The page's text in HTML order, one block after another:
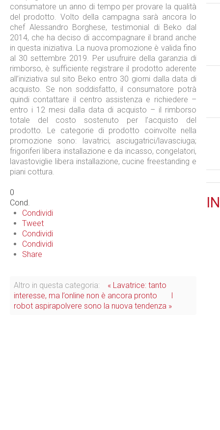
consumatore un anno di tempo per provare la qualità
del prodotto. Volto della campagna sarà ancora lo
chef Alessandro Borghese, testimonial di Beko dal
2014, che ha deciso di accompagnare il brand anche
in questa iniziativa. La nuova promozione è valida fino
al 30 settembre 2019. Per usufruire della garanzia di
rimborso, è sufficiente registrare il prodotto aderente
all’iniziativa sul sito Beko entro 30 giorni dalla data di
acquisto. Se non soddisfatto, il consumatore potrà
quindi contattare il centro assistenza e richiedere –
entro i 12 mesi dalla data di acquisto – il rimborso
totale del costo sostenuto per l’acquisto del
prodotto. Le categorie di prodotto coinvolte nella
promozione sono: lavatrici; asciugatrici/lavasciuga;
frigoriferi libera installazione e da incasso, congelatori,
lavastoviglie libera installazione, cucine freestanding e
piani cottura.
0
Cond.
Condividi
Tweet
Condividi
Condividi
Share
Altro in questa categoria:
« Lavatrice: tanto
interesse, ma l’online non è ancora pronto
I
robot aspirapolvere sono la nuova tendenza »
IN